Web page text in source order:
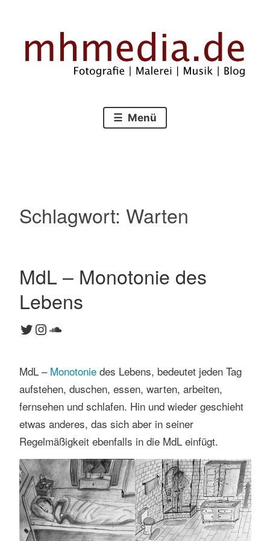
springen
mhmedia.de
Menü
Schlagwort: Warten
MdL – Monotonie des
Lebens
Twitter
Instagram
SoundCloud
MdL – Monotoniedes Lebens, bedeutet jeden Tag
aufstehen, duschen, essen, warten, arbeiten,
fernsehen und schlafen. Hin und wieder geschieht
etwas anderes, das sich aber in seiner
Regelmäßigkeit ebenfalls in die MdL einfügt.
K
t
a
r
n
t
e
r
l
a
s